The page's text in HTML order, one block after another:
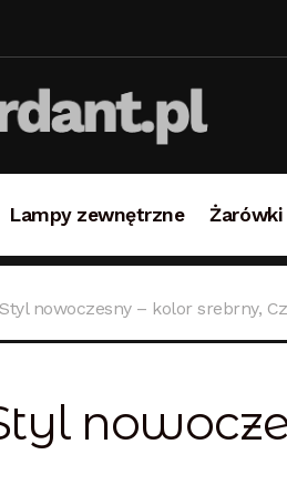
Lampy zewnętrzne Żarówki
nowoczesny – kolor srebrny,